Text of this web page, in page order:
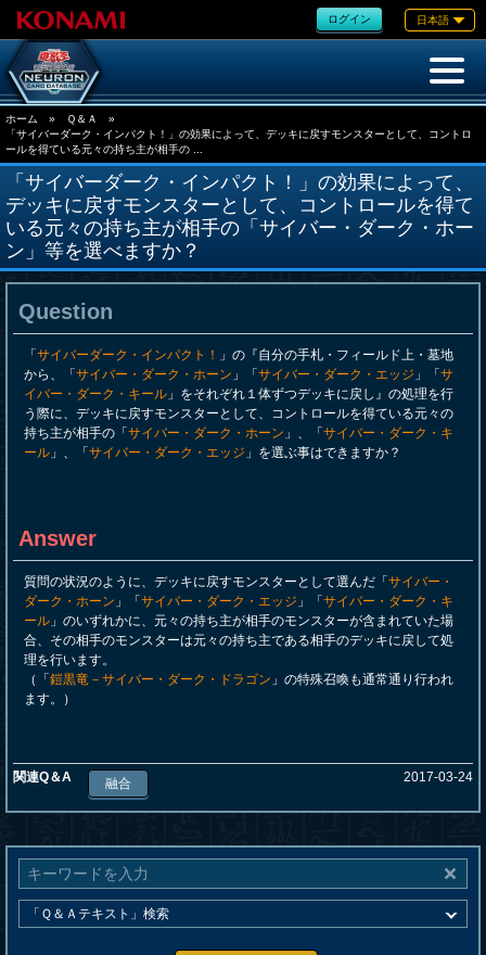
ログイン 日本語
ホーム » Ｑ＆Ａ
»
「サイバーダーク・インパクト！」の効果によって、デッキに戻すモンスターとして、コントロ
ールを得ている元々の持ち主が相手の ...
「サイバーダーク・インパクト！」の効果によって、
デッキに戻すモンスターとして、コントロールを得て
いる元々の持ち主が相手の「サイバー・ダーク・ホー
ン」等を選べますか？
Question
「 サイバーダーク・インパクト！
」の『自分の手札・フィールド上・墓地
から、「 サイバー・ダーク・ホーン 」「 サイバー・ダーク・エッジ 」「 サ
イバー・ダーク・キール 」をそれぞれ１体ずつデッキに戻し』の処理を行
う際に、デッキに戻すモンスターとして、コントロールを得ている元々の
持ち主が相手の「 サイバー・ダーク・ホーン 」、「 サイバー・ダーク・キ
ール 」、「 サイバー・ダーク・エッジ 」を選ぶ事はできますか？
Answer
質問の状況のように、デッキに戻すモンスターとして選んだ「 サイバー・
ダーク・ホーン 」「 サイバー・ダーク・エッジ 」「 サイバー・ダーク・キ
ール 」のいずれかに、元々の持ち主が相手のモンスターが含まれていた場
合、その相手のモンスターは元々の持ち主である相手のデッキに戻して処
理を行います。
（「 鎧黒竜－サイバー・ダーク・ドラゴン 」の特殊召喚も通常通り行われ
ます。）
関連Q＆A 融合 2017-03-24